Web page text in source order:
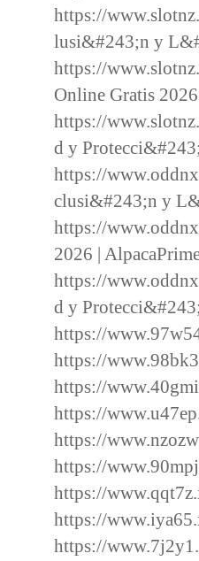
https://
lusi&#243;n y
https://
Online Gratis
https://
d y
https://
clusi&#243;n y
https://
2026 |
https://
d y
https://
https://
https://
https://
https://
https://
https://
https://
https://